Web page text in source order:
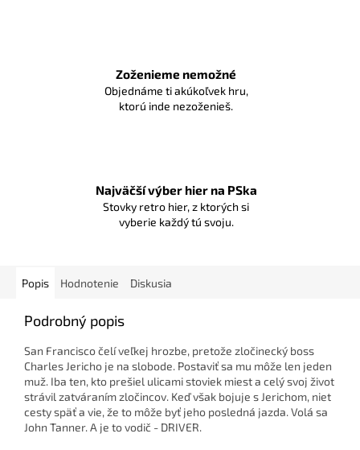
Zoženieme nemožné
Objednáme ti akúkoľvek hru,
ktorú inde nezoženieš.
Najväčší výber hier na PSka
Stovky retro hier, z ktorých si
vyberie každý tú svoju.
Popis Hodnotenie Diskusia
Podrobný popis
San Francisco čelí veľkej hrozbe, pretože zločinecký boss
Charles Jericho je na slobode. Postaviť sa mu môže len jeden
muž. Iba ten, kto prešiel ulicami stoviek miest a celý svoj život
strávil zatváraním zločincov. Keď však bojuje s Jerichom, niet
cesty späť a vie, že to môže byť jeho posledná jazda. Volá sa
John Tanner. A je to vodič - DRIVER.